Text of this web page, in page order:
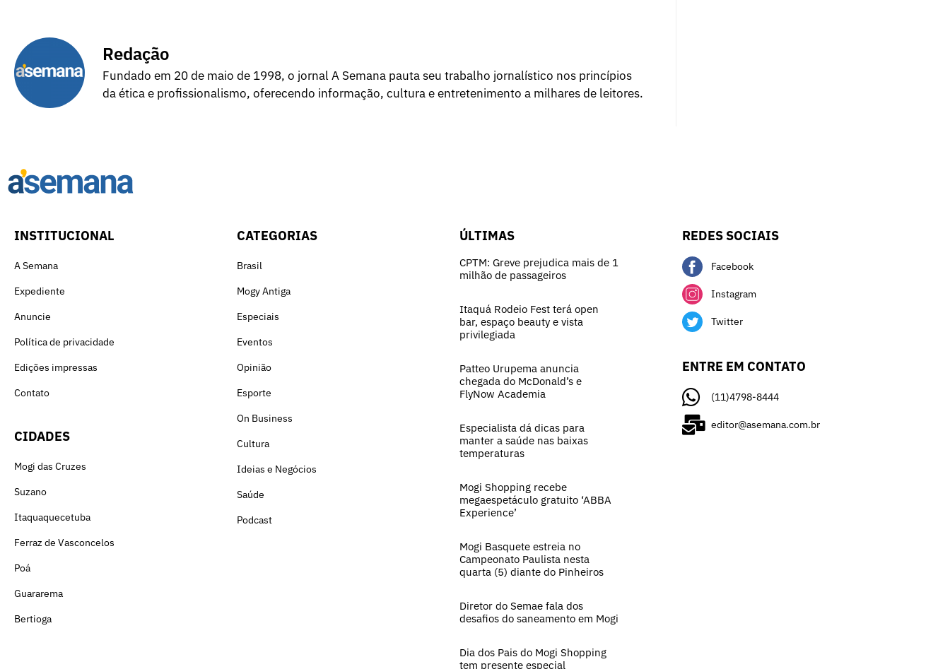
Redação
Fundado em 20 de maio de 1998, o jornal A Semana pauta seu trabalho jornalístico nos princípios
da ética e profissionalismo, oferecendo informação, cultura e entretenimento a milhares de leitores.
INSTITUCIONAL
A Semana
Expediente
Anuncie
Política de privacidade
Edições impressas
Contato
CIDADES
Mogi das Cruzes
Suzano
Itaquaquecetuba
Ferraz de Vasconcelos
Poá
Guararema
Bertioga
CATEGORIAS
Brasil
Mogy Antiga
Especiais
Eventos
Opinião
Esporte
On Business
Cultura
Ideias e Negócios
Saúde
Podcast
ÚLTIMAS
CPTM: Greve prejudica mais de 1
milhão de passageiros
Itaquá Rodeio Fest terá open
bar, espaço beauty e vista
privilegiada
Patteo Urupema anuncia
chegada do McDonald’s e
FlyNow Academia
Especialista dá dicas para
manter a saúde nas baixas
temperaturas
Mogi Shopping recebe
megaespetáculo gratuito ‘ABBA
Experience’
Mogi Basquete estreia no
Campeonato Paulista nesta
quarta (5) diante do Pinheiros
Diretor do Semae fala dos
desafios do saneamento em Mogi
Dia dos Pais do Mogi Shopping
tem presente especial
REDES SOCIAIS
Facebook
Instagram
Twitter
ENTRE EM CONTATO
(11)4798-8444
editor@asemana.com.br